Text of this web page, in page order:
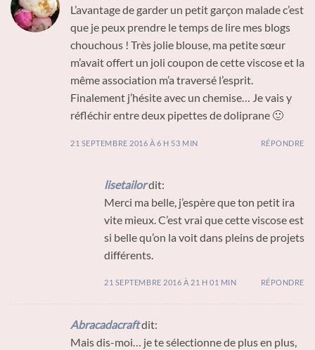
L’avantage de garder un petit garçon malade c’est
que je peux prendre le temps de lire mes blogs
chouchous ! Très jolie blouse, ma petite sœur
m’avait offert un joli coupon de cette viscose et la
même association m’a traversé l’esprit.
Finalement j’hésite avec un chemise… Je vais y
réfléchir entre deux pipettes de doliprane 🙂
21 SEPTEMBRE 2016 À 6 H 53 MIN RÉPONDRE
lisetailordit:
Merci ma belle, j’espère que ton petit ira
vite mieux. C’est vrai que cette viscose est
si belle qu’on la voit dans pleins de projets
différents.
21 SEPTEMBRE 2016 À 21 H 01 MIN RÉPONDRE
Abracadacraftdit:
Mais dis-moi… je te sélectionne de plus en plus,